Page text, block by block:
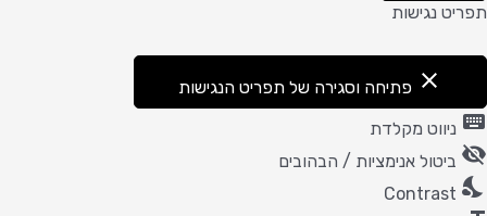
תפריט נגישות
close פתיחה וסגירה של תפריט הנגישות
keyboard ניווט מקלדת
visibility_off ביטול אנימציות / הבהובים
nights_stay
Contrast